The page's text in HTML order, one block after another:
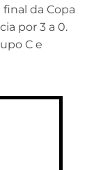
da Copa
por 3 a 0.
C e